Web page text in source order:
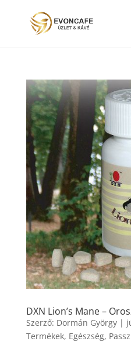
DXN Lion’s Mane –
Szerző: Dormán György|
Termékek, Egészség,